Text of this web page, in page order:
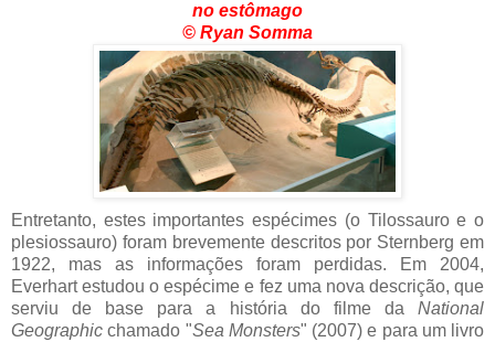
no estômago
© Ryan Somma
Entretanto, estes importantes espécimes (o Tilossauro e o
plesiossauro) foram brevemente descritos por Sternberg em
1922, mas as informações foram perdidas. Em 2004,
Everhart estudou o espécime e fez uma nova descrição, que
serviu de base para a história do filme da National
Geographic chamado "Sea Monsters" (2007) e para um livro